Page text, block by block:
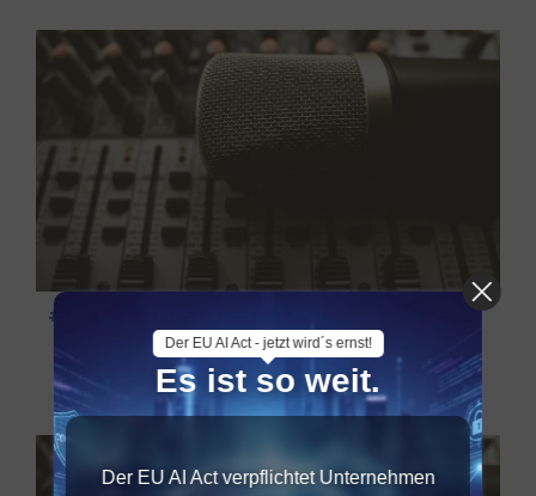
#023 Fehlerkultur mit Herz & Hirn
Der EU AI Act - jetzt wird´s ernst!
Es ist so weit.
Der EU AI Act verpflichtet Unternehmen